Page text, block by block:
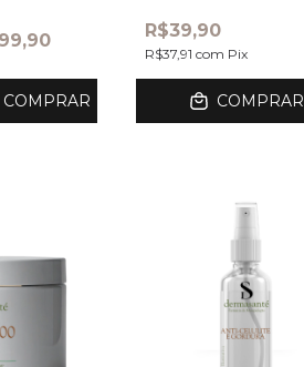
COMPRAR
R$39,90
R$37,91 com Pix
COMPRAR